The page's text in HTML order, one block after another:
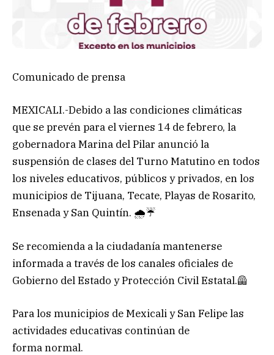
Comunicado de prensa
MEXICALI.-Debido a las condiciones climáticas
que se prevén para el viernes 14 de febrero, la
gobernadora Marina del Pilar anunció la
suspensión de clases del Turno Matutino en todos
los niveles educativos, públicos y privados, en los
municipios de Tijuana, Tecate, Playas de Rosarito,
Ensenada y San Quintín. 🌧☔
Se recomienda a la ciudadanía mantenerse
informada a través de los canales oficiales de
Gobierno del Estado y Protección Civil Estatal.🦺
Para los municipios de Mexicali y San Felipe las
actividades educativas continúan de
forma normal.